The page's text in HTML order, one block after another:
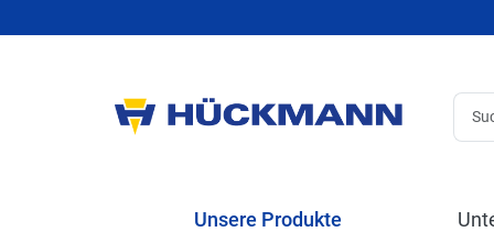
Unsere Produkte